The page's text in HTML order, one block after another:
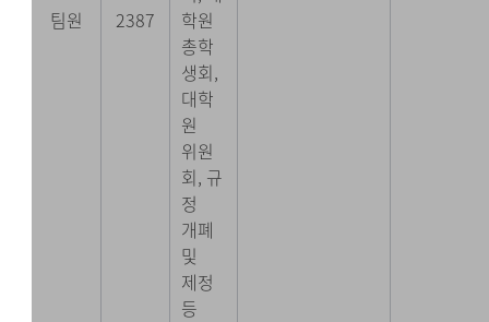
팀원 2387
학원
총학
생회,
대학
원
위원
회, 규
정
개폐
및
제정
등